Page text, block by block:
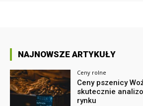
NAJNOWSZE ARTYKUŁY
Ceny rolne
Ceny pszenicy
skutecznie
rynku